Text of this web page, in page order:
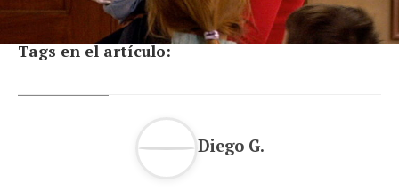
Tags en el artículo:
Diego G.